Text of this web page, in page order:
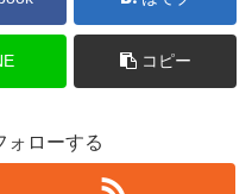
コピー
ォローする